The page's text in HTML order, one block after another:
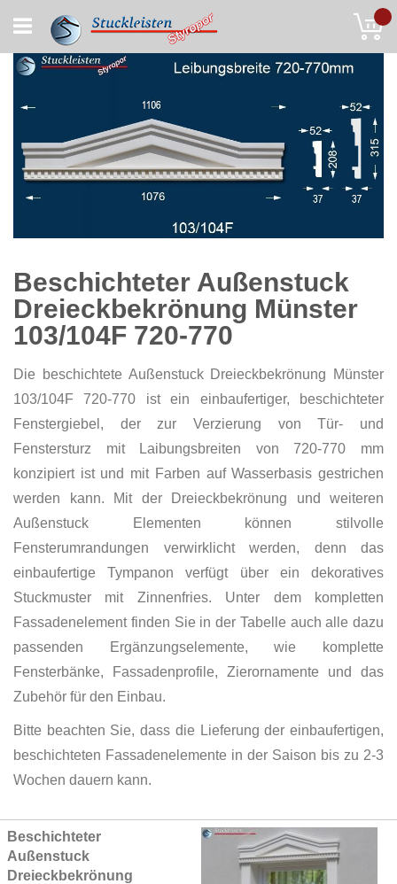
to
Content
Beschichteter Außenstuck
Dreieckbekrönung Münster
103/104F 720-770
Die beschichtete Außenstuck Dreieckbekrönung Münster
103/104F 720-770 ist ein einbaufertiger, beschichteter
Fenstergiebel, der zur Verzierung von Tür- und
Fenstersturz mit Laibungsbreiten von 720-770 mm
konzipiert ist und mit Farben auf Wasserbasis gestrichen
werden kann. Mit der Dreieckbekrönung und weiteren
Außenstuck Elementen können stilvolle
Fensterumrandungen verwirklicht werden, denn das
einbaufertige Tympanon verfügt über ein dekoratives
Stuckmuster mit Zinnenfries. Unter dem kompletten
Fassadenelement finden Sie in der Tabelle auch alle dazu
passenden Ergänzungselemente, wie komplette
Fensterbänke, Fassadenprofile, Zierornamente und das
Zubehör für den Einbau.
Bitte beachten Sie, dass die Lieferung der einbaufertigen,
beschichteten Fassadenelemente in der Saison bis zu 2-3
Wochen dauern kann.
Grouped
product
items
Beschichteter
Außenstuck
Dreieckbekrönung